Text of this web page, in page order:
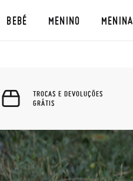
BEBÉ MENINO MENINA
TROCAS E DEVOLUÇÕES
GRÁTIS